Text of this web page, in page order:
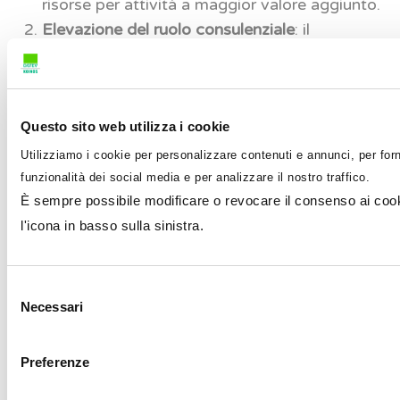
Questo sito web utilizza i cookie
Utilizziamo i cookie per personalizzare contenuti e annunci, per
funzionalità dei social media e per analizzare il nostro traffico.
È sempre possibile modificare o revocare il consenso ai
l'icona in basso sulla sinistra.
delNecessari
Preferenze
risorse per attività a maggior valore aggiunto.
Elevazione del ruolo consulenziale: il
consulenza direzionale alle imprese.
Accesso a fonti verificabili : strumenti come la
Deep Research forniscono riferimenti puntuali,
permettendo la verifica immediata
dell’affidabilità delle informazioni.
tabelle comparative e, in alcuni casi, elementi
documentazione professionale.